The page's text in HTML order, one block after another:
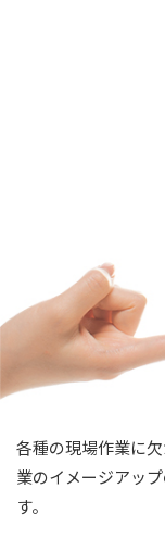
各種の現場作業に
業のイメージアッ
す。